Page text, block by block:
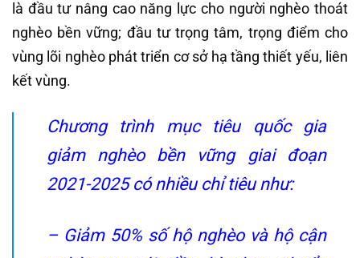
là đầu tư nâng cao năng lực cho người nghèo thoát
nghèo bền vững; đầu tư trọng tâm, trọng điểm cho
vùng lõi nghèo phát triển cơ sở hạ tầng thiết yếu, liên
kết vùng.
Chương trình mục tiêu quốc gia
giảm nghèo bền vững giai đoạn
2021-2025 có nhiều chỉ tiêu như:
– Giảm 50% số hộ nghèo và hộ cận